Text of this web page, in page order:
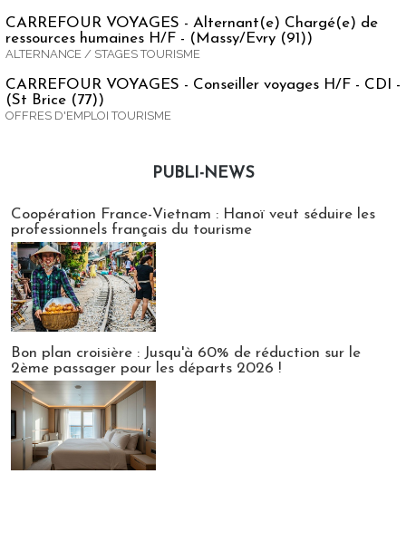
CARREFOUR VOYAGES - Alternant(e) Chargé(e) de
ressources humaines H/F - (Massy/Evry (91))
ALTERNANCE / STAGES TOURISME
CARREFOUR VOYAGES - Conseiller voyages H/F - CDI -
(St Brice (77))
OFFRES D'EMPLOI TOURISME
PUBLI-NEWS
Coopération France-Vietnam : Hanoï veut séduire les
professionnels français du tourisme
Bon plan croisière : Jusqu'à 60% de réduction sur le
2ème passager pour les départs 2026 !